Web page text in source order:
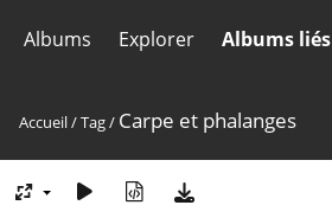
Albums Explorer Albums liés
Accueil/Tag/ Carpe et phalanges